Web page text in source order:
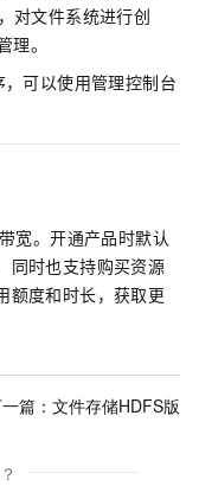
对文件系统进行创
理。
，可以使用管理控制台
宽。开通产品时默认
同时也支持购买资源
额度和时长，获取更
篇： 文件存储HDFS版